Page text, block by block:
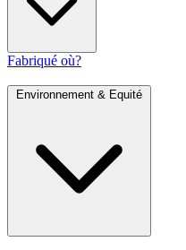
Fabriqué où?
Environnement & Equité